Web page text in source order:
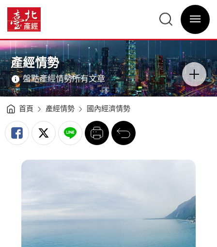
（2017Q3）
-
臺
產
經
資
訊
網
臺
經
訊
網
網
站
主
單
選
單
關
主
意
境
產經情勢
盤點產經情勢所有文章
分
類
開
關
首頁 產經情勢 國內經濟情勢
列
印
回
前
一
頁